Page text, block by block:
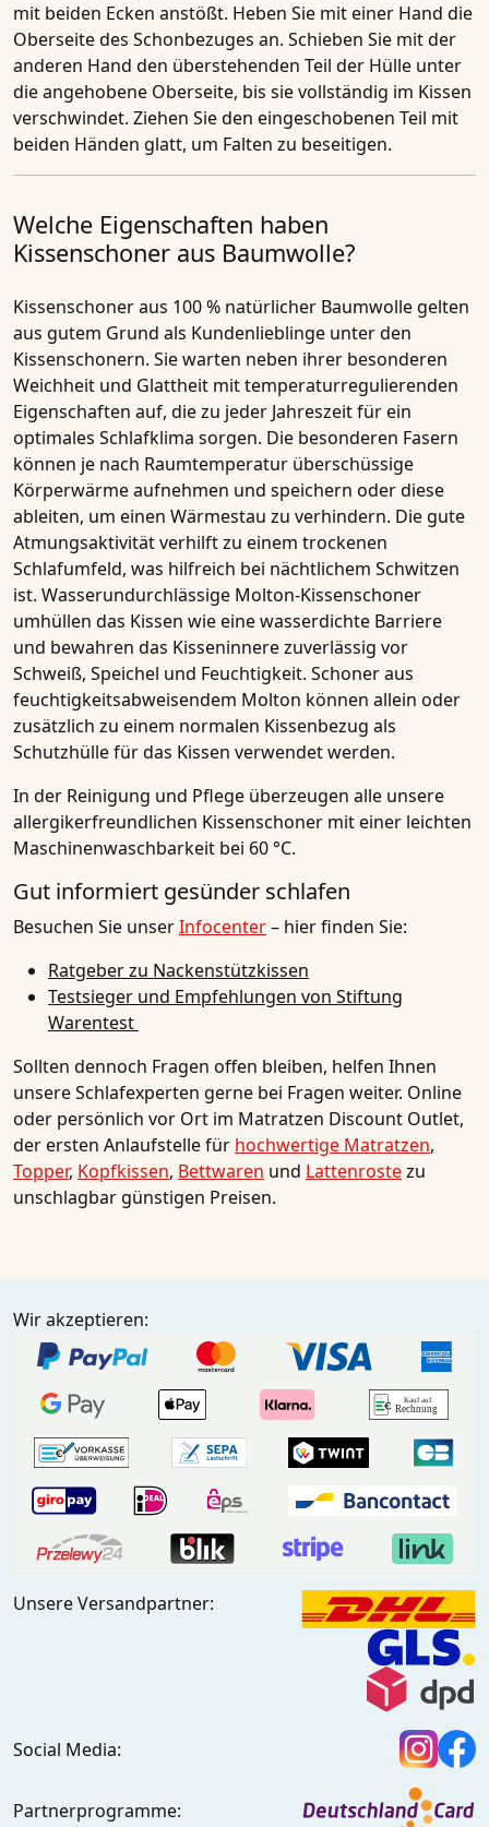
mit beiden Ecken anstößt. Heben Sie mit einer Hand die
Oberseite des Schonbezuges an. Schieben Sie mit der
anderen Hand den überstehenden Teil der Hülle unter
die angehobene Oberseite, bis sie vollständig im Kissen
verschwindet. Ziehen Sie den eingeschobenen Teil mit
beiden Händen glatt, um Falten zu beseitigen.
Welche Eigenschaften haben
Kissenschoner aus Baumwolle?
Kissenschoner aus 100 % natürlicher Baumwolle gelten
aus gutem Grund als Kundenlieblinge unter den
Kissenschonern. Sie warten neben ihrer besonderen
Weichheit und Glattheit mit temperaturregulierenden
Eigenschaften auf, die zu jeder Jahreszeit für ein
optimales Schlafklima sorgen. Die besonderen Fasern
können je nach Raumtemperatur überschüssige
Körperwärme aufnehmen und speichern oder diese
ableiten, um einen Wärmestau zu verhindern. Die gute
Atmungsaktivität verhilft zu einem trockenen
Schlafumfeld, was hilfreich bei nächtlichem Schwitzen
ist. Wasserundurchlässige Molton-Kissenschoner
umhüllen das Kissen wie eine wasserdichte Barriere
und bewahren das Kisseninnere zuverlässig vor
Schweiß, Speichel und Feuchtigkeit. Schoner aus
feuchtigkeitsabweisendem Molton können allein oder
zusätzlich zu einem normalen Kissenbezug als
Schutzhülle für das Kissen verwendet werden.
In der Reinigung und Pflege überzeugen alle unsere
allergikerfreundlichen Kissenschoner mit einer leichten
Maschinenwaschbarkeit bei 60 °C.
Gut informiert gesünder schlafen
Besuchen Sie unserInfocenter– hier finden Sie:
Ratgeber zu Nackenstützkissen
Testsieger und Empfehlungen von Stiftung
Warentest
Sollten dennoch Fragen offen bleiben, helfen Ihnen
unsere Schlafexperten gerne bei Fragen weiter. Online
oder persönlich vor Ort im Matratzen Discount Outlet,
der ersten Anlaufstelle für hochwertige Matratzen,
Topper, Kopfkissen, Bettwaren und Lattenrostezu
unschlagbar günstigen Preisen.
Wir akzeptieren:
Unsere Versandpartner:
Social Media:
Partnerprogramme: